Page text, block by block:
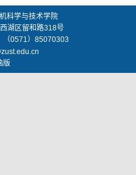
科学与技术学院
湖区留和路318号
（0571）85070303
版